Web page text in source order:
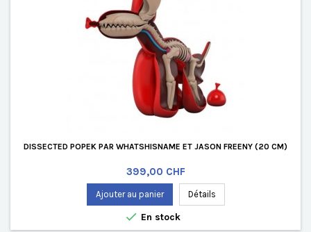
DISSECTED POPEK PAR WHATSHISNAME ET JASON FREENY (20 CM)
Prix
399,00 CHF
Ajouter au panier Détails
 En stock